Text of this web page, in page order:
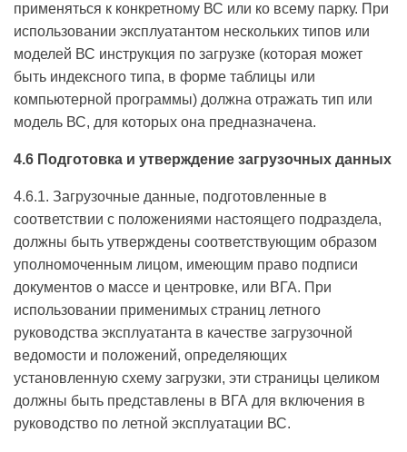
применяться к конкретному ВС или ко всему парку. При
использовании эксплуатантом нескольких типов или
моделей ВС инструкция по загрузке (которая может
быть индексного типа, в форме таблицы или
компьютерной программы) должна отражать тип или
модель ВС, для которых она предназначена.
4.6 Подготовка и утверждение загрузочных данных
4.6.1. Загрузочные данные, подготовленные в
соответствии с положениями настоящего подраздела,
должны быть утверждены соответствующим образом
уполномоченным лицом, имеющим право подписи
документов о массе и центровке, или ВГА. При
использовании применимых страниц летного
руководства эксплуатанта в качестве загрузочной
ведомости и положений, определяющих
установленную схему загрузки, эти страницы целиком
должны быть представлены в ВГА для включения в
руководство по летной эксплуатации ВС.